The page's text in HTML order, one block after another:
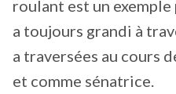
roulant est un
a toujours grandi à
a traversées au cours
et comme sénatrice.